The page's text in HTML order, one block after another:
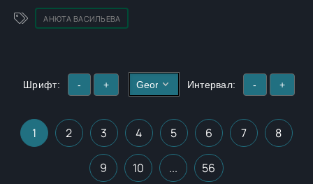
влюблённостью вскрываются наши семейные тайны, и это
влечёт за собой череду бед и утрат. Как мне справиться
АНЮТА ВАСИЛЬЕВА
Шрифт: - + Интервал: - +
1 2 3 4 5 6 7 8
9 10 ... 56